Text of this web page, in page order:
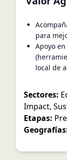
para
Apoyo
local de
Sectores:
Impact,
Etapas: